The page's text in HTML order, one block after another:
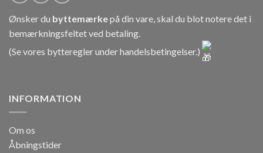
Ønsker du byttemærkepå din vare, skal du blot notere det i
bemærkningsfeltet ved betaling.
(Se vores bytteregler underhandelsbetingelser.)
INFORMATION
Om os
Åbningstider